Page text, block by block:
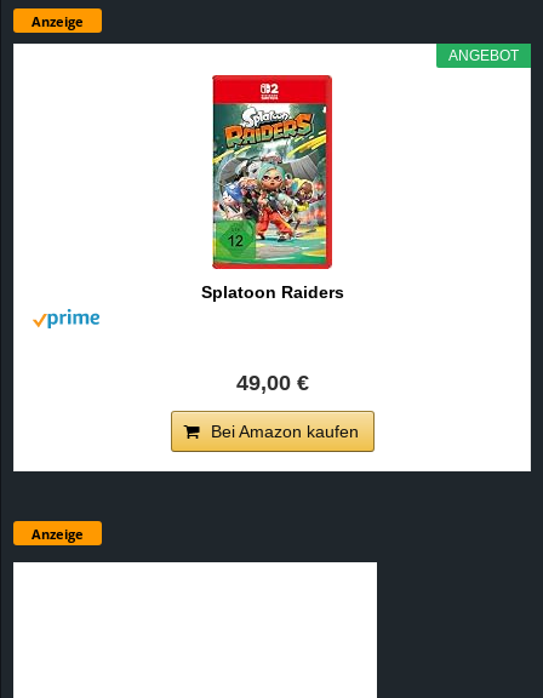
Anzeige
ANGEBOT
Splatoon Raiders
49,00 €
Bei Amazon kaufen
Anzeige